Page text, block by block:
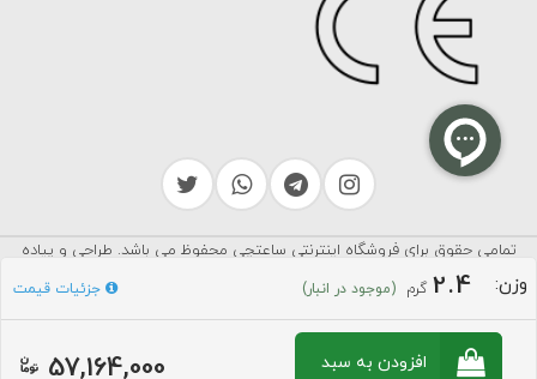
وزن: 2.4 گرم (موجود در انبار) جزئیات قیمت
57,164,000 افزودن به سبد
تمامی حقوق برای فروشگاه اینترنتی ساعتچی محفوظ می باشد. طراحی و پیاده
سازی توسط